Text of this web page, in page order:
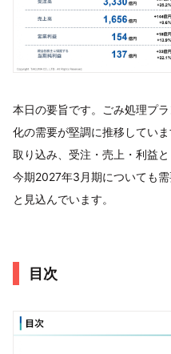
本日の要旨です。ごみ処理プ
化の需要が堅調に推移してい
取り込み、受注・売上・利益
今期2027年3月期についても
と見込んでいます。
目次